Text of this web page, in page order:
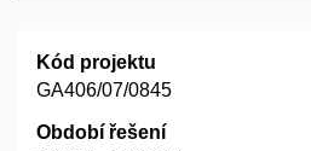
Kód projektu
GA406/07/0845
Období řešení